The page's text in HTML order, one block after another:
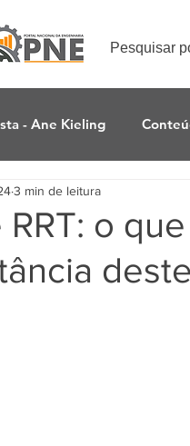
Pesquisar
- Ane Kieling
RRT: o
3 min de leitura